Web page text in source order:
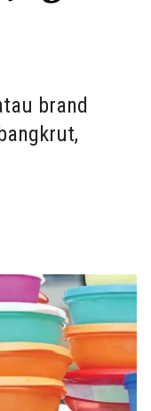
brand